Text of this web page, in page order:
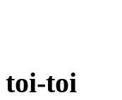
toi-toi